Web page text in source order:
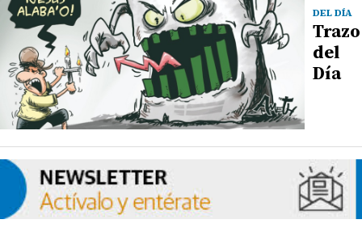
DEL DÍA
Trazo
del
Día